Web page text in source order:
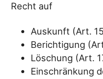
Recht auf
Auskunft (Art.
Berichtigung
Löschung (Art.
Einschränkung